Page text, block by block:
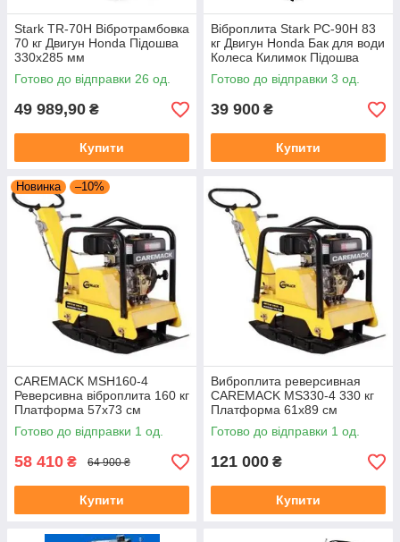
Stark TR-70H Вібротрамбовка
70 кг Двигун Honda Підошва
330х285 мм
Готово до відправки 26 од.
49 989,90 ₴
Купити
Віброплита Stark PC-90H 83
кг Двигун Honda Бак для води
Колеса Килимок Підошва
530х500 мм
Готово до відправки 3 од.
39 900 ₴
Купити
Новинка –10%
CAREMACK MSH160-4
Реверсивна віброплита 160 кг
Платформа 57х73 см
Глибина ущільнення 50 см
30.5кН (340091001)
Готово до відправки 1 од.
58 410 ₴ 64 900 ₴
Купити
Виброплита реверсивная
CAREMACK MS330-4 330 кг
Платформа 61х89 см
Глибина ущільнення 90 см
38 кН (340091002)
Готово до відправки 1 од.
121 000 ₴
Купити